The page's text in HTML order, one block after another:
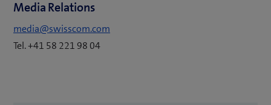
Media Relations
media@swisscom.com
Tel. +41 58 221 98 04